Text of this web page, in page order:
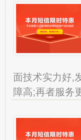
发平台哪个好
面技术实力好,
障高;再者服务
州做短信群发